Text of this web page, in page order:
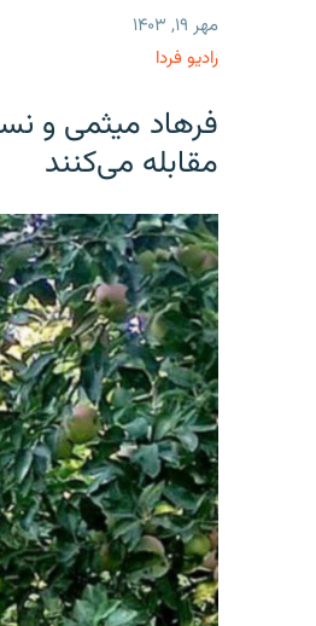
مهر ۱۹, ۱۴۰۳
رادیو فردا
فرهاد میثمی و
مقابله می‌کنند